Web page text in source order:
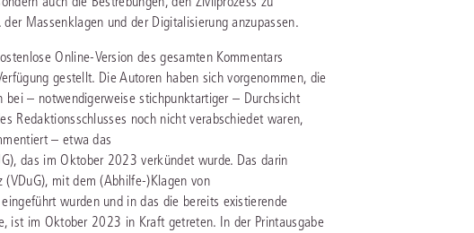
Massenklagen und der Digitalisierung anzupassen.
Online-Version des gesamten Kommentars
gestellt. Die Autoren haben sich vorgenommen, die
– notwendigerweise stichpunktartiger – Durchsicht
Redaktionsschlusses noch nicht verabschiedet waren,
– etwa das
das im Oktober 2023 verkündet wurde. Das darin
(VDuG), mit dem (Abhilfe-)Klagen von
wurden und in das die bereits existierende
ist im Oktober 2023 in Kraft getreten. In der Printausgabe